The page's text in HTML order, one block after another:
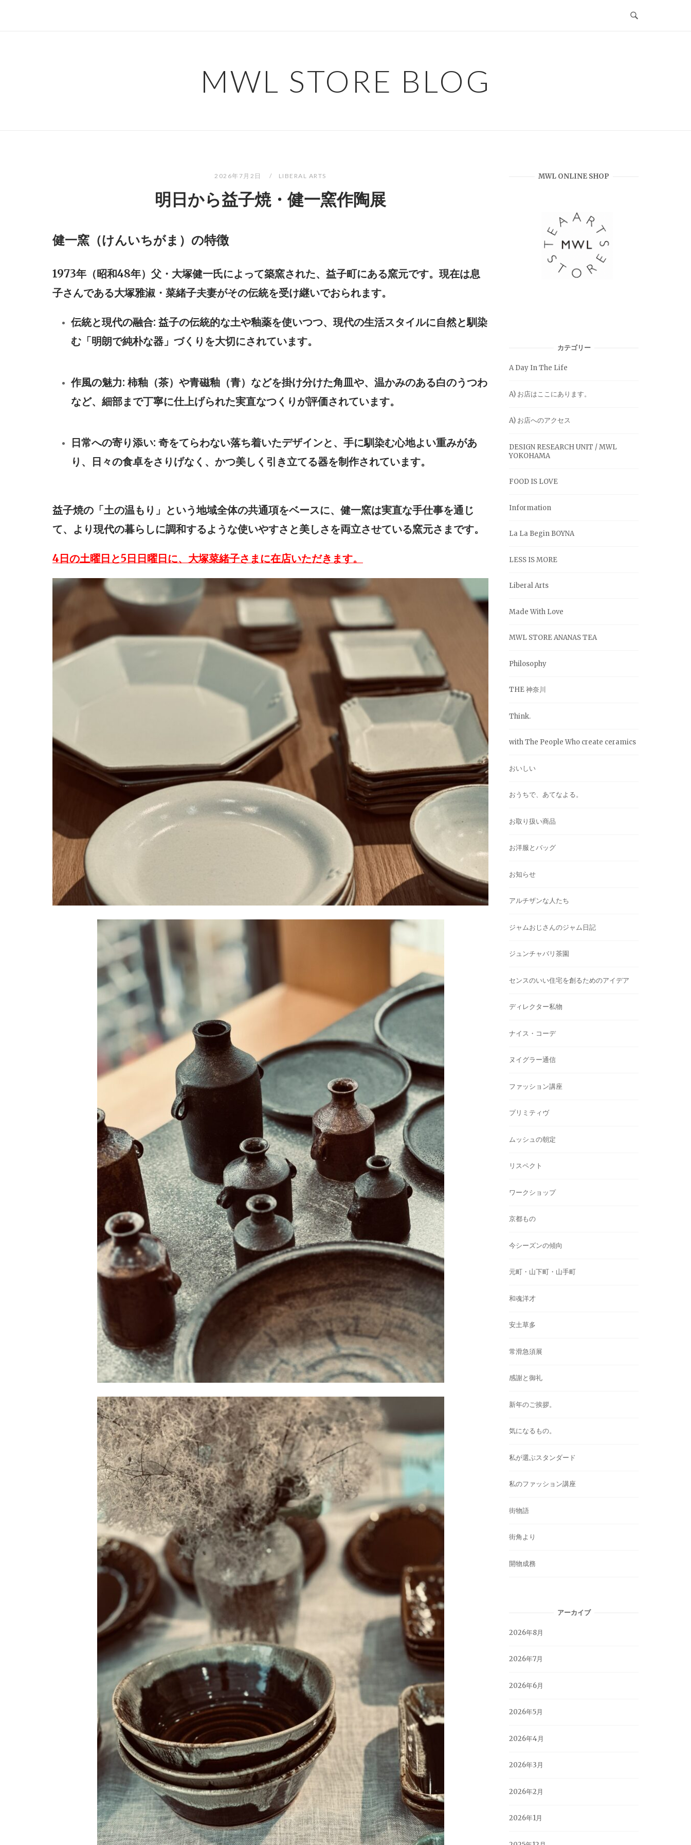
MWL STORE BLOG
2026年7月2日 LIBERAL ARTS
明日から益子焼・健一窯作陶展
健一窯（けんいちがま）の特徴
1973年（昭和48年）父・大塚健一氏によって築窯された、益子町にある窯元です。現在は息
子さんである大塚雅淑・菜緒子夫妻がその伝統を受け継いでおられます。
伝統と現代の融合: 益子の伝統的な土や釉薬を使いつつ、現代の生活スタイルに自然と馴染
む「明朗で純朴な器」づくりを大切にされています。
作風の魅力: 柿釉（茶）や青磁釉（青）などを掛け分けた角皿や、温かみのある白のうつわ
など、細部まで丁寧に仕上げられた実直なつくりが評価されています。
日常への寄り添い: 奇をてらわない落ち着いたデザインと、手に馴染む心地よい重みがあ
り、日々の食卓をさりげなく、かつ美しく引き立てる器を制作されています。
益子焼の「土の温もり」という地域全体の共通項をベースに、健一窯は実直な手仕事を通じ
て、より現代の暮らしに調和するような使いやすさと美しさを両立させている窯元さまです。
4日の土曜日と5日日曜日に、大塚菜緒子さまに在店いただきます。
MWL ONLINE SHOP
カテゴリー
A Day In The Life
A) お店はここにあります。
A) お店へのアクセス
DESIGN RESEARCH UNIT / MWL
YOKOHAMA
FOOD IS LOVE
Information
La La Begin BOYNA
LESS IS MORE
Liberal Arts
Made With Love
MWL STORE ANANAS TEA
Philosophy
THE 神奈川
Think.
with The People Who create ceramics
おいしい
おうちで、あてなよる。
お取り扱い商品
お洋服とバッグ
お知らせ
アルチザンな人たち
ジャムおじさんのジャム日記
ジュンチャバリ茶園
センスのいい住宅を創るためのアイデア
ディレクター私物
ナイス・コーデ
ヌイグラー通信
ファッション講座
プリミティヴ
ムッシュの朝定
リスペクト
ワークショップ
京都もの
今シーズンの傾向
元町・山下町・山手町
和魂洋才
安土草多
常滑急須展
感謝と御礼
新年のご挨拶。
気になるもの。
私が選ぶスタンダード
私のファッション講座
街物語
街角より
開物成務
アーカイブ
2026年8月
2026年7月
2026年6月
2026年5月
2026年4月
2026年3月
2026年2月
2026年1月